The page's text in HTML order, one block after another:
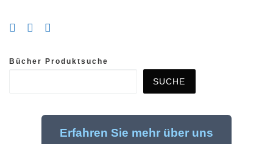
Bücher Produktsuche
SUCHE
Erfahren Sie mehr über uns